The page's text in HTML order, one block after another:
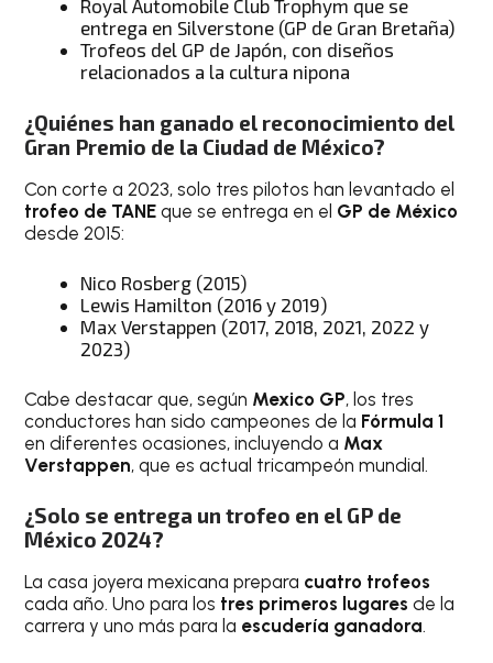
Royal Automobile Club Trophym que se
entrega en Silverstone (GP de Gran Bretaña)
Trofeos del GP de Japón, con diseños
relacionados a la cultura nipona
¿Quiénes han ganado el reconocimiento del
Gran Premio de la Ciudad de México?
Con corte a 2023, solo tres pilotos han levantado el
trofeo de TANE que se entrega en el GP de México
desde 2015:
Nico Rosberg (2015)
Lewis Hamilton (2016 y 2019)
Max Verstappen (2017, 2018, 2021, 2022 y
2023)
Cabe destacar que, según Mexico GP, los tres
conductores han sido campeones de la Fórmula 1
en diferentes ocasiones, incluyendo a Max
Verstappen, que es actual tricampeón mundial.
¿Solo se entrega un trofeo en el GP de
México 2024?
La casa joyera mexicana prepara cuatro trofeos
cada año. Uno para los tres primeros lugaresde la
carrera y uno más para la escudería ganadora.